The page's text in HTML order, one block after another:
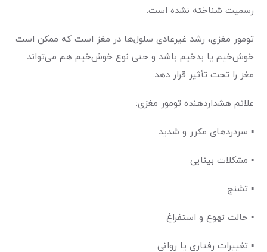
رسمیت شناخته نشده است.
تومور مغزی، رشد غیرعادی سلول‌ها در مغز است که ممکن است
خوش‌خیم یا بدخیم باشد و حتی نوع خوش‌خیم هم می‌تواند
مغز را تحت تأثیر قرار دهد.
علائم هشداردهنده تومور مغزی:
▪ سردردهای مکرر و شدید
▪ مشکلات بینایی
▪تشنج
▪ حالت تهوع و استفراغ
▪تغییرات رفتاری یا روانی